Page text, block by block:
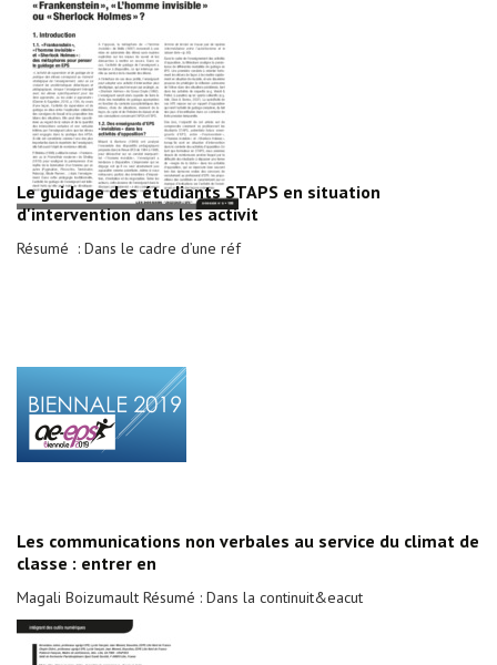
Le guidage des étudiants STAPS en situation
d'intervention dans les activit
Résumé : Dans le cadre d’une réf
Les communications non verbales au service du climat de
classe : entrer en
Magali Boizumault Résumé : Dans la continuit&eacut